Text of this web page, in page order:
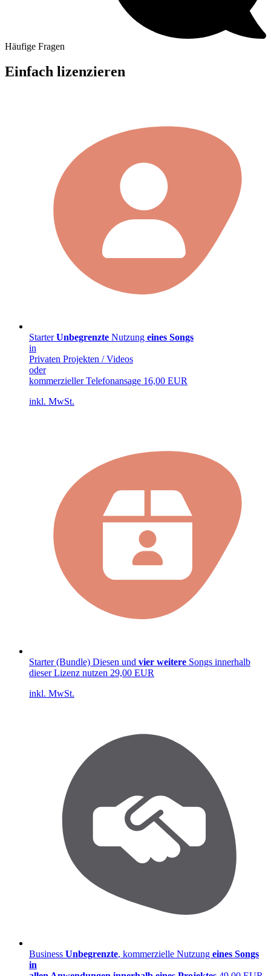
Häufige Fragen
Einfach lizenzieren
Starter Unbegrenzte Nutzung eines Songs
in
Privaten Projekten / Videos
oder
kommerzieller Telefonansage 16,00 EUR
inkl. MwSt.
Starter (Bundle) Diesen und vier weitere Songs innerhalb
dieser Lizenz nutzen 29,00 EUR
inkl. MwSt.
Business Unbegrenzte, kommerzielle Nutzung eines Songs
in